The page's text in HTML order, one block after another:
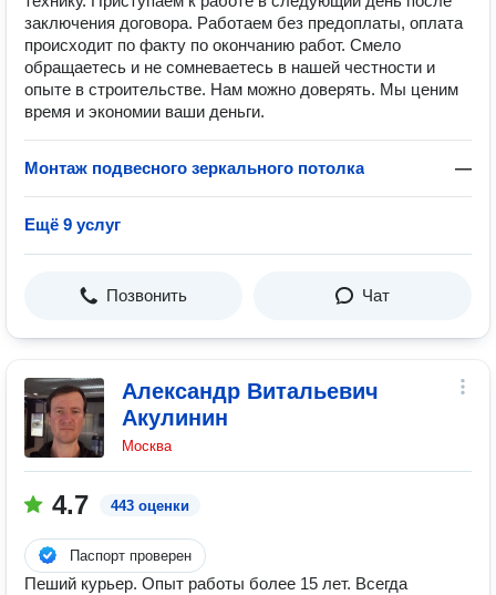
заключения договора. Работаем без предоплаты, оплата
происходит по факту по окончанию работ. Смело
обращаетесь и не сомневаетесь в нашей честности и
опыте в строительстве. Нам можно доверять. Мы ценим
время и экономии ваши деньги.
Монтаж подвесного зеркального потолка —
Ещё 9 услуг
Позвонить Чат
Александр Витальевич
Акулинин
Москва
4.7 443 оценки
Паспорт проверен
Пеший курьер. Опыт работы более 15 лет. Всегда